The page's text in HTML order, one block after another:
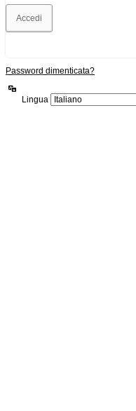
Password dimenticata?
Lingua